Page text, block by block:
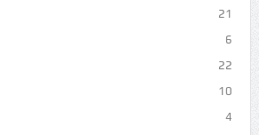
21
6
22
10
4